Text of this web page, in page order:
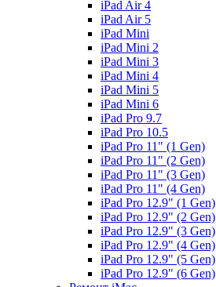
iPad Air 4
iPad Air 5
iPad Mini
iPad Mini 2
iPad Mini 3
iPad Mini 4
iPad Mini 5
iPad Mini 6
iPad Pro 9.7
iPad Pro 10.5
iPad Pro 11" (1 Gen)
iPad Pro 11" (2 Gen)
iPad Pro 11" (3 Gen)
iPad Pro 11" (4 Gen)
iPad Pro 12.9" (1 Gen)
iPad Pro 12.9" (2 Gen)
iPad Pro 12.9" (3 Gen)
iPad Pro 12.9" (4 Gen)
iPad Pro 12.9" (5 Gen)
iPad Pro 12.9" (6 Gen)